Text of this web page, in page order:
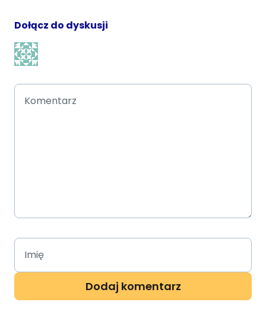
Dołącz do dyskusji